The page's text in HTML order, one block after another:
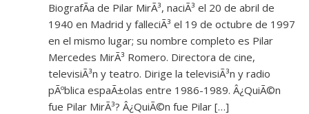
BiografÃ­a de Pilar MirÃ³, naciÃ³ el 20 de abril de
1940 en Madrid y falleciÃ³ el 19 de octubre de 1997
en el mismo lugar; su nombre completo es Pilar
Mercedes MirÃ³ Romero. Directora de cine,
televisiÃ³n y teatro. Dirige la televisiÃ³n y radio
pÃºblica espaÃ±olas entre 1986-1989. Â¿QuiÃ©n
fue Pilar MirÃ³? Â¿QuiÃ©n fue Pilar […]